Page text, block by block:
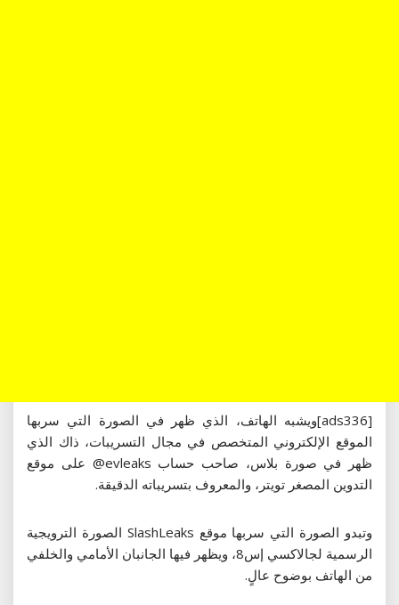
[ads336]ويشبه الهاتف، الذي ظهر في الصورة التي سربها
الموقع الإلكتروني المتخصص في مجال التسريبات، ذاك الذي
ظهر في صورة بلاس، صاحب حساب evleaks@ على موقع
التدوين المصغر تويتر، والمعروف بتسريباته الدقيقة.
وتبدو الصورة التي سربها موقع SlashLeaks الصورة الترويجية
الرسمية لجالاكسي إس8، ويظهر فيها الجانبان الأمامي والخلفي
من الهاتف بوضوح عالٍ.